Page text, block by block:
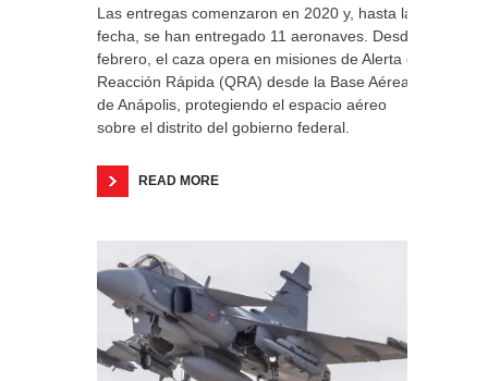
Las entregas comenzaron en 2020 y, hasta la
fecha, se han entregado 11 aeronaves. Desde
febrero, el caza opera en misiones de Alerta de
Reacción Rápida (QRA) desde la Base Aérea
de Anápolis, protegiendo el espacio aéreo
sobre el distrito del gobierno federal.
READ MORE